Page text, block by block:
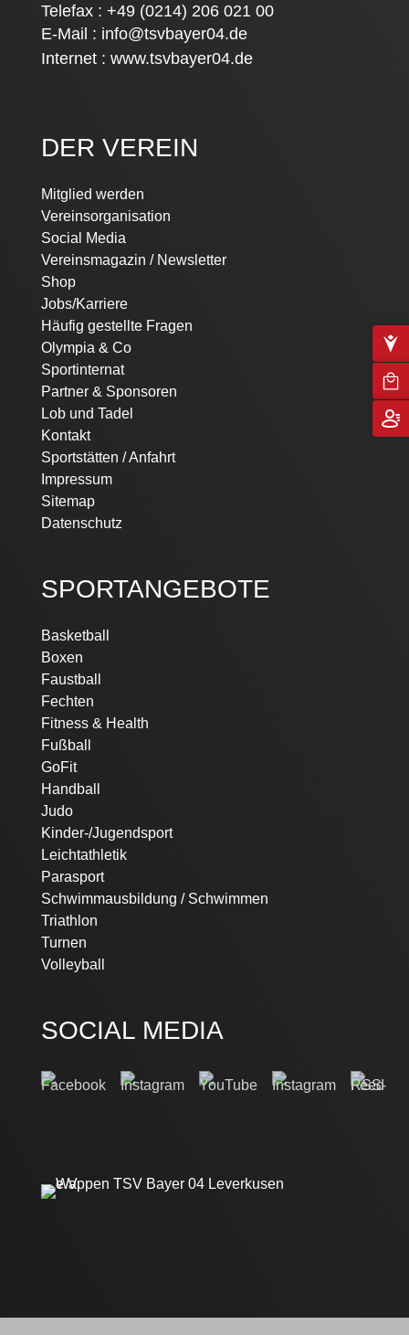
Telefax : +49 (0214) 206 021 00
E-Mail : info@tsvbayer04.de
Internet : www.tsvbayer04.de
DER VEREIN
Mitglied werden
Vereinsorganisation
Social Media
Vereinsmagazin / Newsletter
Shop
Jobs/Karriere
Häufig gestellte Fragen
Olympia & Co
Sportinternat
Partner & Sponsoren
Lob und Tadel
Kontakt
Sportstätten / Anfahrt
Impressum
Sitemap
Datenschutz
SPORTANGEBOTE
Basketball
Boxen
Faustball
Fechten
Fitness & Health
Fußball
GoFit
Handball
Judo
Kinder-/Jugendsport
Leichtathletik
Parasport
Schwimmausbildung / Schwimmen
Triathlon
Turnen
Volleyball
SOCIAL MEDIA